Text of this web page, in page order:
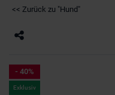
<< Zurück zu "Hund"
- 40%
Exklusiv